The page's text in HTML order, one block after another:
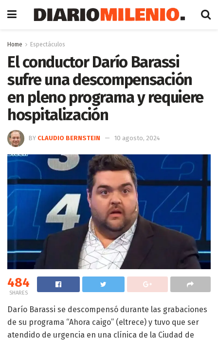
Home Espectáculos
El conductor Darío Barassi
sufre una descompensación
en pleno programa y requiere
hospitalización
BY CLAUDIO BERNSTEIN 10 agosto, 2024
484
SHARES
Darío Barassi se descompensó durante las grabaciones
de su programa “Ahora caigo” (eltrece) y tuvo que ser
atendido de urgencia en una clínica de la Ciudad de